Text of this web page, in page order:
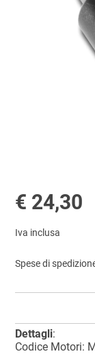
€ 24,30
Iva inclusa
Spese di
Dettagli:
Codice Motori: